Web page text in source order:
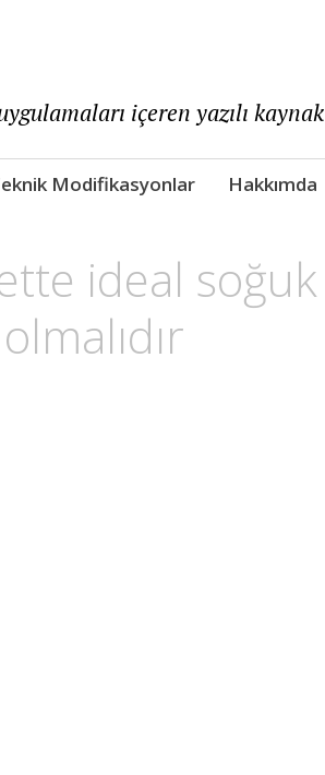
içeren yazılı kaynak
Modifikasyonlar Hakkımda
ideal soğuk